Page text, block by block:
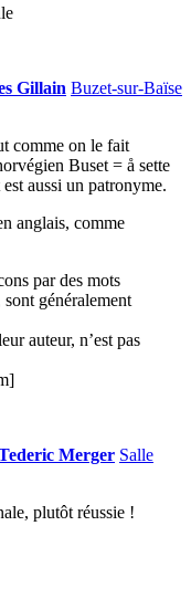
Gillain Buzet-sur-Baïse
comme on le fait
Buset = å sette
aussi un patronyme.
anglais, comme
par des mots
généralement
auteur, n’est pas
Merger Salle
plutôt réussie !